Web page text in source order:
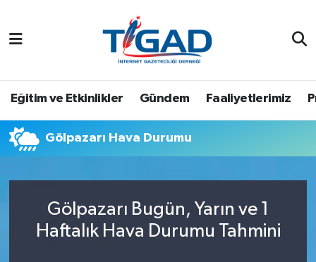
Eğitim ve Etkinlikler Gündem Faaliyetlerimiz
Gölpazarı Hava Durumu
Gölpazarı Bugün, Yarın ve 1
Haftalık Hava Durumu Tahmini
Nöbetçi Eczaneler
Tüm Manşetler